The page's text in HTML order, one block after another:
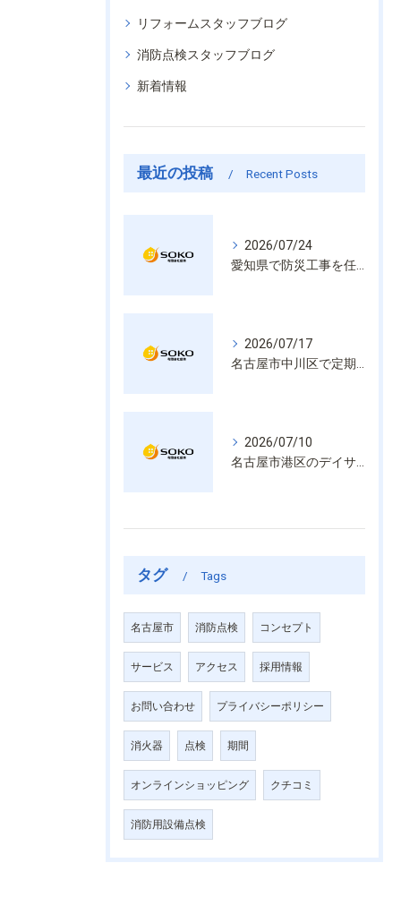
リフォームスタッフブログ
消防点検スタッフブログ
新着情報
最近の投稿 Recent Posts
2026/07/24
2026/07/17
2026/07/10
タグ Tags
名古屋市 消防点検 コンセプト
サービス アクセス 採用情報
お問い合わせ プライバシーポリシー
消火器 点検 期間
オンラインショッピング クチコミ
消防用設備点検